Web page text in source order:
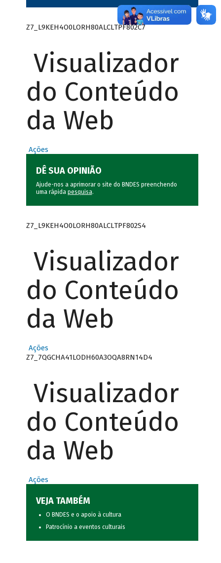
Z7_L9KEH4O0LORH80ALCLTPF802C7
Visualizador
do Conteúdo
da Web
Ações
DÊ SUA OPINIÃO
Ajude-nos a aprimorar o site do BNDES preenchendo
uma rápida pesquisa.
Z7_L9KEH4O0LORH80ALCLTPF802S4
Visualizador
do Conteúdo
da Web
Ações
Z7_7QGCHA41LODH60A3OQA8RN14D4
Visualizador
do Conteúdo
da Web
Ações
VEJA TAMBÉM
O BNDES e o apoio à cultura
Patrocínio a eventos culturais